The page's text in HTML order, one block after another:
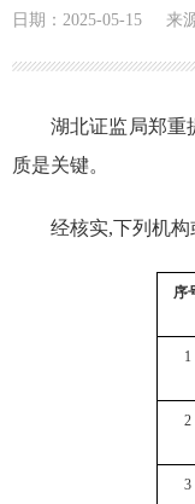
日期：2025-05-15 来
湖北证监局郑重
质是关键。
经核实,下列机
序
1
2
3